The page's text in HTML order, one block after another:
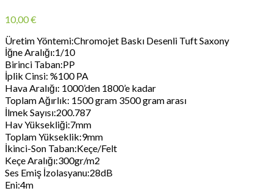
10,00€
Üretim Yöntemi:Chromojet Baskı Desenli Tuft Saxony
İğne Aralığı:1/10
Birinci Taban:PP
İplik Cinsi: %100 PA
Hava Aralığı: 1000’den 1800’e kadar
Toplam Ağırlık: 1500 gram 3500 gram arası
İlmek Sayısı:200.787
Hav Yüksekliği:7mm
Toplam Yükseklik:9mm
İkinci-Son Taban:Keçe/Felt
Keçe Aralığı:300gr/m2
Ses Emiş İzolasyanu:28dB
Eni:4m